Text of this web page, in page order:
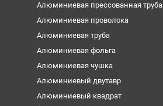
Алюминиевая прессованная труба
Алюминиевая проволока
Алюминиевая труба
Алюминиевая фольга
Алюминиевая чушка
Алюминиевый двутавр
Алюминиевый квадрат